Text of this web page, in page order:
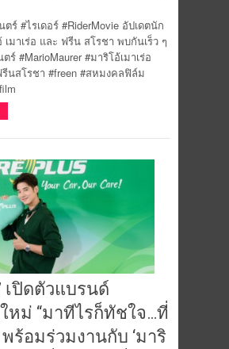
ร์ #ไรเดอร์ #RiderMovie อัปเดตนัก
เมาเร่อ และ ฟรีน สโรชา พบกันเร็ว ๆ
ร์ #MarioMaurer #มาริโอ้เมาเร่อ
รีนสโรชา #freen #สหมงคลฟิล์ม
เปิดตัวแบรนด์
หม่ “มาทีไรก็ทัชใจ…ที่
พร้อมร่วมงานกับ ‘มาริ